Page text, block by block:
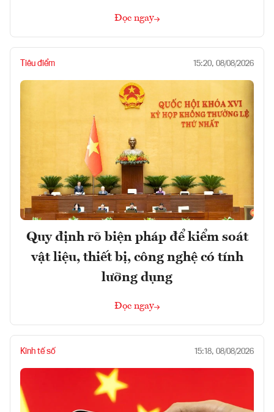
Đọc ngay
Tiêu điểm 15:20, 08/08/2026
Quy định rõ biện pháp để kiểm soát
vật liệu, thiết bị, công nghệ có tính
lưỡng dụng
Đọc ngay
Kinh tế số 15:18, 08/08/2026